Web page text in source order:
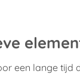
een lange tijd